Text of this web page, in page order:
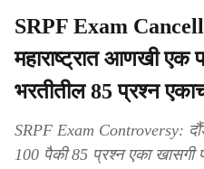
SRPF Exam
महाराष्ट्रात आणखी एक
भरतीतील 85 प्रश्न
SRPF Exam Controversy:
100 पैकी 85 प्रश्न एका खासगी